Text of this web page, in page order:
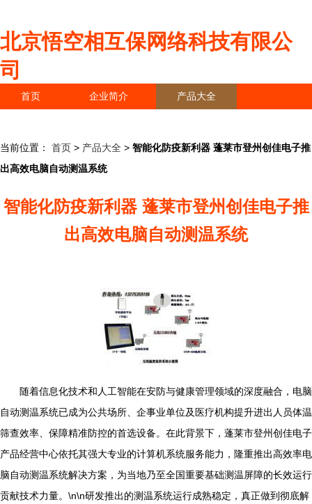
北京悟空相互保网络科技有限公
司
首页 企业简介 产品大全
当前位置： 首页 > 产品大全 > 智能化防疫新利器 蓬莱市登州创佳电子推
出高效电脑自动测温系统
智能化防疫新利器 蓬莱市登州创佳电子推
出高效电脑自动测温系统
随着信息化技术和人工智能在安防与健康管理领域的深度融合，电脑
自动测温系统已成为公共场所、企事业单位及医疗机构提升进出人员体温
筛查效率、保障精准防控的首选设备。在此背景下，蓬莱市登州创佳电子
产品经营中心依托其强大专业的计算机系统服务能力，隆重推出高效率电
脑自动测温系统解决方案，为当地乃至全国重要基础测温屏障的长效运行
贡献技术力量。\n\n研发推出的测温系统运行成熟稳定，真正做到彻底解